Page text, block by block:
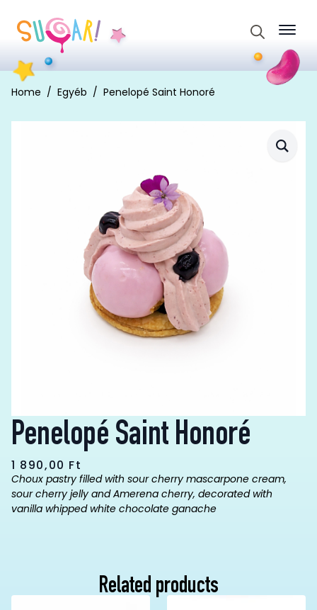
for:
Home Egyéb Penelopé Saint Honoré
Penelopé Saint Honoré
1 890,00 Ft
Choux pastry filled with sour cherry mascarpone cream,
sour cherry jelly and Amerena cherry, decorated with
vanilla whipped white chocolate ganache
Related products